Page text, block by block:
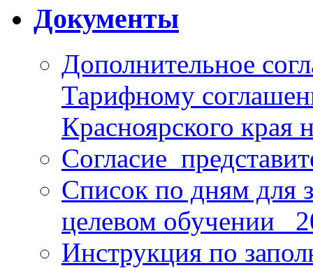
Документы
Дополнительное
Тарифному
Красноярского края
Список по дням для
целевом обучении_
Инструкция по